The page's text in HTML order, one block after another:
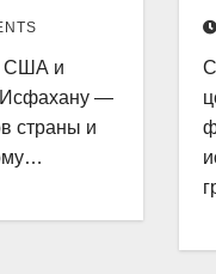
США и
Исфахану —
страны и